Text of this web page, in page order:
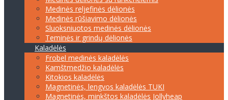
Medinės reljefinės dėlionės
Medinės rūšiavimo dėlionės
Sluoksniuotos medinės dėlionės
Teminės ir grindų dėlionės
Kaladėlės
Frobel medinės kaladėlės
Kamštmedžio kaladėlės
Kitokios kaladėlės
Magnetinės, lengvos kaladėlės TUKI
Magnetinės, minkštos kaladėlės Jollyheap